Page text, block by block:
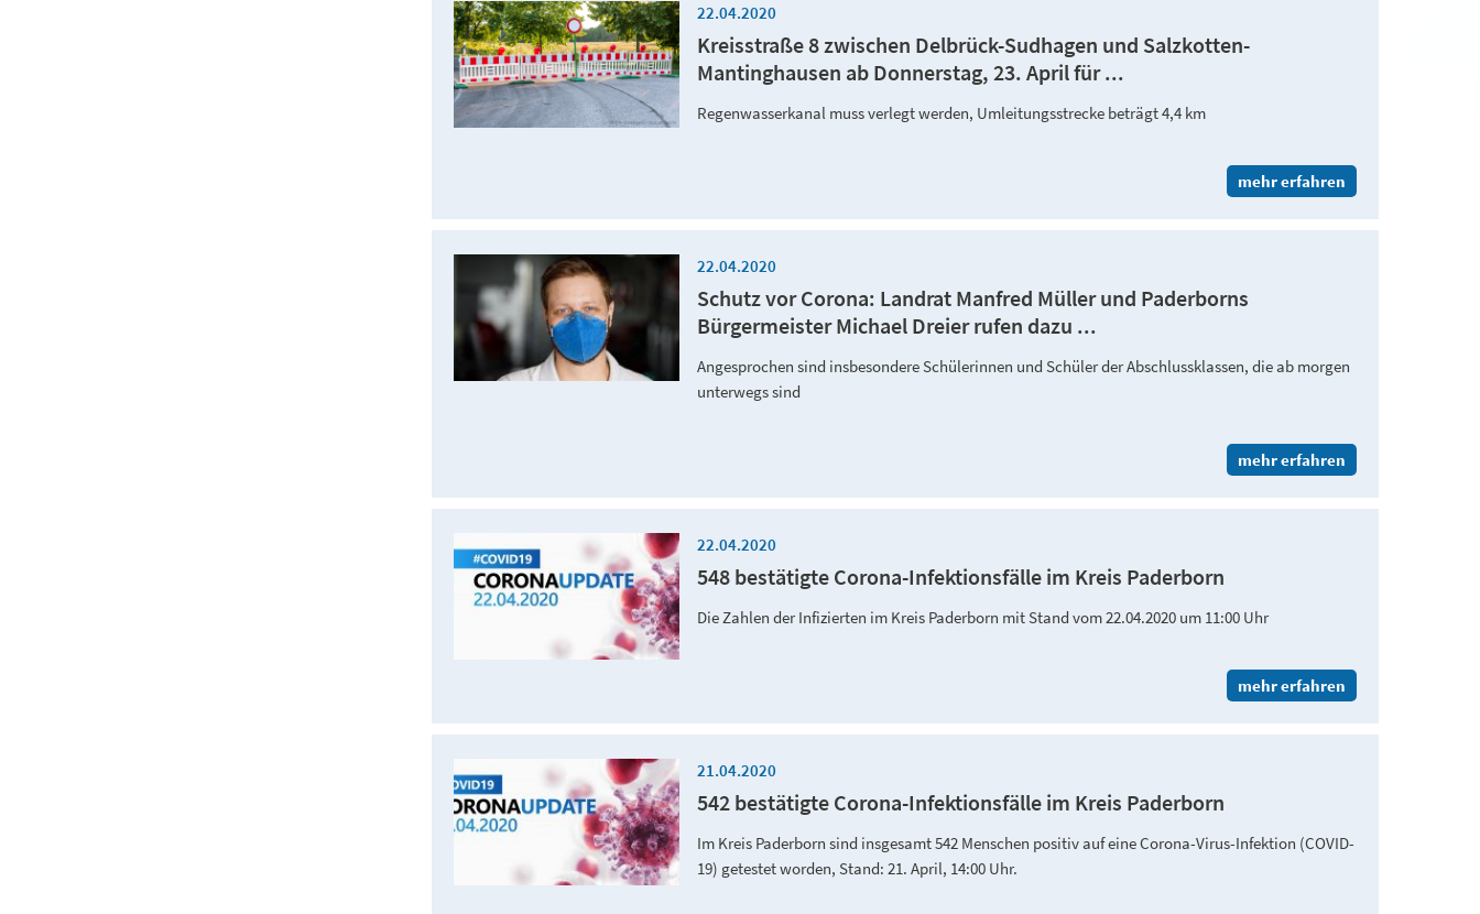
22.04.2020
Kreisstraße 8 zwischen Delbrück-Sudhagen und Salzkotten-
Mantinghausen ab Donnerstag, 23. April für ...
Regenwasserkanal muss verlegt werden, Umleitungsstrecke beträgt 4,4 km
mehr erfahren
22.04.2020
Schutz vor Corona: Landrat Manfred Müller und Paderborns
Bürgermeister Michael Dreier rufen dazu ...
Angesprochen sind insbesondere Schülerinnen und Schüler der Abschlussklassen, die ab morgen
unterwegs sind
mehr erfahren
22.04.2020
548 bestätigte Corona-Infektionsfälle im Kreis Paderborn
Die Zahlen der Infizierten im Kreis Paderborn mit Stand vom 22.04.2020 um 11:00 Uhr
mehr erfahren
21.04.2020
542 bestätigte Corona-Infektionsfälle im Kreis Paderborn
Im Kreis Paderborn sind insgesamt 542 Menschen positiv auf eine Corona-Virus-Infektion (COVID-
19) getestet worden, Stand: 21. April, 14:00 Uhr.